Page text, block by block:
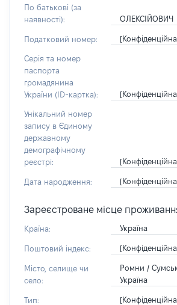
По батькові (за
наявності):
ОЛЕКСІЙОВИЧ
Податковий номер:
Серія та номер
паспорта
громадянина
України (ID-картка):
Унікальний номер
запису в Єдиному
державному
демографічному
реєстрі:
Дата народження:
Зареєстроване місце
Країна: Україна
Поштовий індекс:
Місто, селище чи
село:
Ромни /
Україна
Тип: